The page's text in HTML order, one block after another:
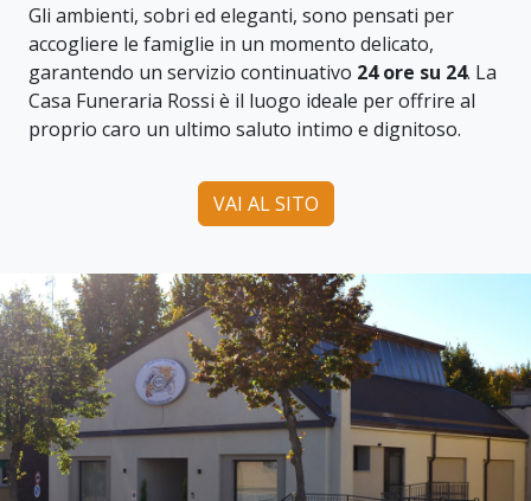
Gli ambienti, sobri ed eleganti, sono pensati per
accogliere le famiglie in un momento delicato,
garantendo un servizio continuativo 24 ore su 24. La
Casa Funeraria Rossi è il luogo ideale per offrire al
proprio caro un ultimo saluto intimo e dignitoso.
VAI AL SITO